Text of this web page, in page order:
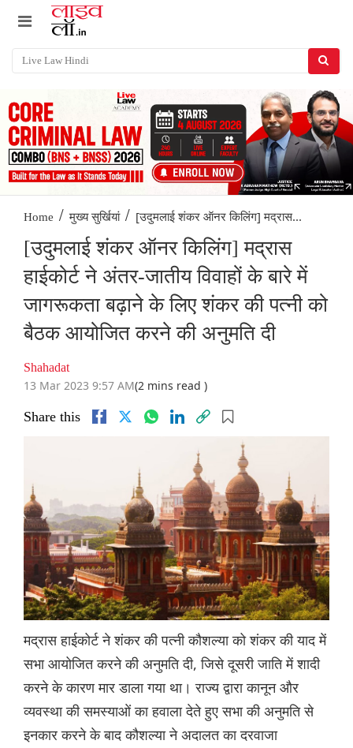
Home / मुख्य सुर्खियां / [उदुमलाई शंकर ऑनर किलिंग] मद्रास...
[उदुमलाई शंकर ऑनर किलिंग] मद्रास
हाईकोर्ट ने अंतर-जातीय विवाहों के बारे में
जागरूकता बढ़ाने के लिए शंकर की पत्नी को
बैठक आयोजित करने की अनुमति दी
Shahadat
13 Mar 2023 9:57 AM(2 mins read )
Share this
मद्रास हाईकोर्ट ने शंकर की पत्नी कौशल्या को शंकर की याद में
सभा आयोजित करने की अनुमति दी, जिसे दूसरी जाति में शादी
करने के कारण मार डाला गया था। राज्य द्वारा कानून और
व्यवस्था की समस्याओं का हवाला देते हुए सभा की अनुमति से
इनकार करने के बाद कौशल्या ने अदालत का दरवाजा